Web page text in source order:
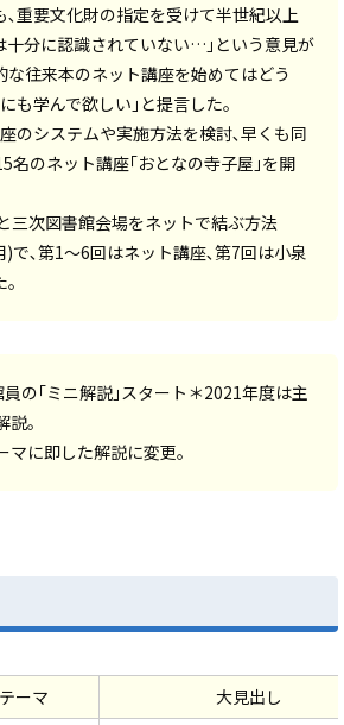
重要文化財の指定を受けて半世紀以上
十分に認識されていない…｣という意見が
な往来本のネット講座を始めてはどう
も学んで欲しい｣と提言した。
のシステムや実施方法を検討､早くも同
名のネット講座｢おとなの寺子屋｣を開
三次図書館会場をネットで結ぶ方法
で､第1～6回はネット講座､第7回は小泉
の｢ミニ解説｣スタート＊2021年度は主
。
に即した解説に変更。
テーマ 大見出し